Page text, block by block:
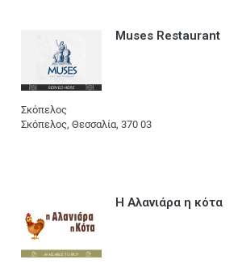
Muses Restaurant
Σκόπελος
Σκόπελος, Θεσσαλία, 370 03
Η Αλανιάρα η κότα